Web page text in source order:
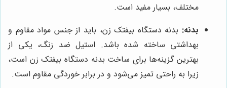
مختلف، بسیار مفید است.
بدنه: بدنه دستگاه بیفتک زن، باید از جنس مواد مقاوم و
بهداشتی ساخته شده باشد. استیل ضد زنگ، یکی از
بهترین گزینه‌ها برای ساخت بدنه دستگاه بیفتک زن است،
زیرا به راحتی تمیز می‌شود و در برابر خوردگی مقاوم است.